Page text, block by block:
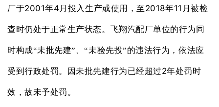
厂于2001年4 月投入生产或使用，至2018年11 月被检
查时仍处于正常生产状态。飞翔汽配厂单位的行为同
时构成“未批先建”、“未验先投”的违法行为，依法应
受到行政处罚。因未批先建行为已经超过2年处罚时
效，故未予处罚。